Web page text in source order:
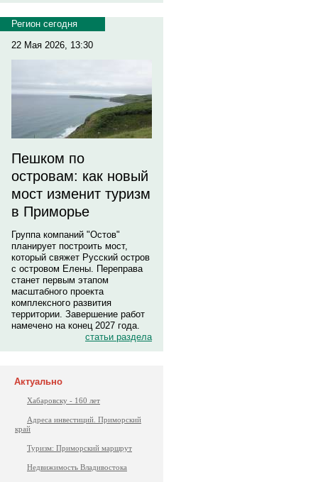
Регион сегодня
22 Мая 2026, 13:30
Пешком по
островам: как новый
мост изменит туризм
в Приморье
Группа компаний "Остов"
планирует построить мост,
который свяжет Русский остров
с островом Елены. Переправа
станет первым этапом
масштабного проекта
комплексного развития
территории. Завершение работ
намечено на конец 2027 года.
статьи раздела
Актуально
Хабаровску - 160 лет
Адреса инвестиций. Приморский
край
Туризм: Приморский маршрут
Недвижимость Владивостока